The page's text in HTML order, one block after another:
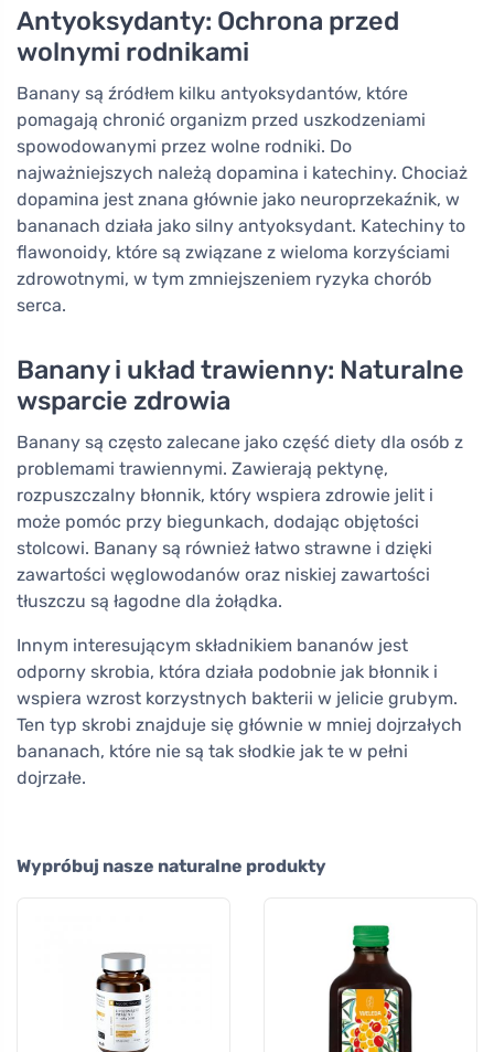
Antyoksydanty: Ochrona przed
wolnymi rodnikami
Banany są źródłem kilku antyoksydantów, które
pomagają chronić organizm przed uszkodzeniami
spowodowanymi przez wolne rodniki. Do
najważniejszych należą dopamina i katechiny. Chociaż
dopamina jest znana głównie jako neuroprzekaźnik, w
bananach działa jako silny antyoksydant. Katechiny to
flawonoidy, które są związane z wieloma korzyściami
zdrowotnymi, w tym zmniejszeniem ryzyka chorób
serca.
Banany i układ trawienny: Naturalne
wsparcie zdrowia
Banany są często zalecane jako część diety dla osób z
problemami trawiennymi. Zawierają pektynę,
rozpuszczalny błonnik, który wspiera zdrowie jelit i
może pomóc przy biegunkach, dodając objętości
stolcowi. Banany są również łatwo strawne i dzięki
zawartości węglowodanów oraz niskiej zawartości
tłuszczu są łagodne dla żołądka.
Innym interesującym składnikiem bananów jest
odporny skrobia, która działa podobnie jak błonnik i
wspiera wzrost korzystnych bakterii w jelicie grubym.
Ten typ skrobi znajduje się głównie w mniej dojrzałych
bananach, które nie są tak słodkie jak te w pełni
dojrzałe.
Wypróbuj nasze naturalne produkty